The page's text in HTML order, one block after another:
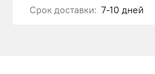
Срок доставки: 7-10 дней